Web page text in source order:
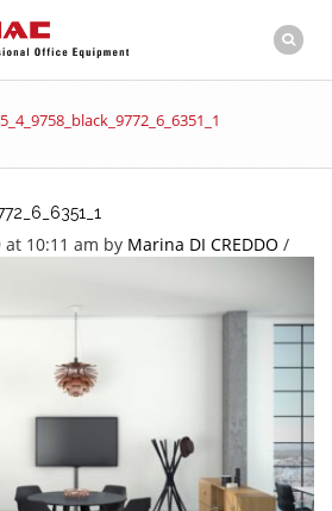
at 10:11 am by Marina DI CREDDO /